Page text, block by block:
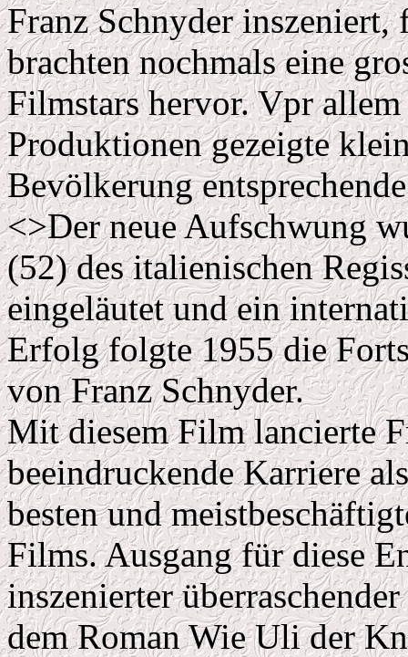
Franz Schnyder inszeniert,
brachten nochmals eine
Filmstars hervor. Vpr
Produktionen gezeigte
Bevölkerung
<>Der neue Aufschwung
(52) des italienischen
eingeläutet und ein
Erfolg folgte 1955 die
von Franz Schnyder.
Mit diesem Film lancierte
beeindruckende Karriere
besten und
Films. Ausgang für diese
inszenierter
dem Roman Wie Uli der